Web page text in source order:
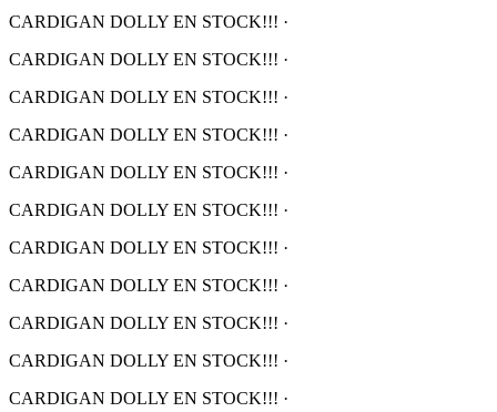
CARDIGAN DOLLY EN STOCK!!! ·
CARDIGAN DOLLY EN STOCK!!! ·
CARDIGAN DOLLY EN STOCK!!! ·
CARDIGAN DOLLY EN STOCK!!! ·
CARDIGAN DOLLY EN STOCK!!! ·
CARDIGAN DOLLY EN STOCK!!! ·
CARDIGAN DOLLY EN STOCK!!! ·
CARDIGAN DOLLY EN STOCK!!! ·
CARDIGAN DOLLY EN STOCK!!! ·
CARDIGAN DOLLY EN STOCK!!! ·
CARDIGAN DOLLY EN STOCK!!! ·